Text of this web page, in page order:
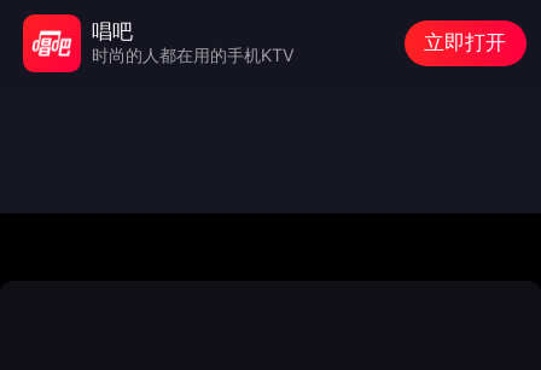
唱吧
时尚的人都在用的手机KTV
立即打开